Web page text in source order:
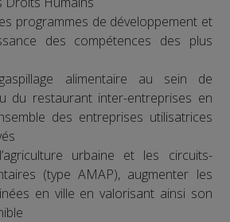
programmes de développement et
des compétences des plus
alimentaire au sein de
du restaurant inter-entreprises en
des entreprises utilisatrices
urbaine et les circuits-
(type AMAP), augmenter les
en ville en valorisant ainsi son